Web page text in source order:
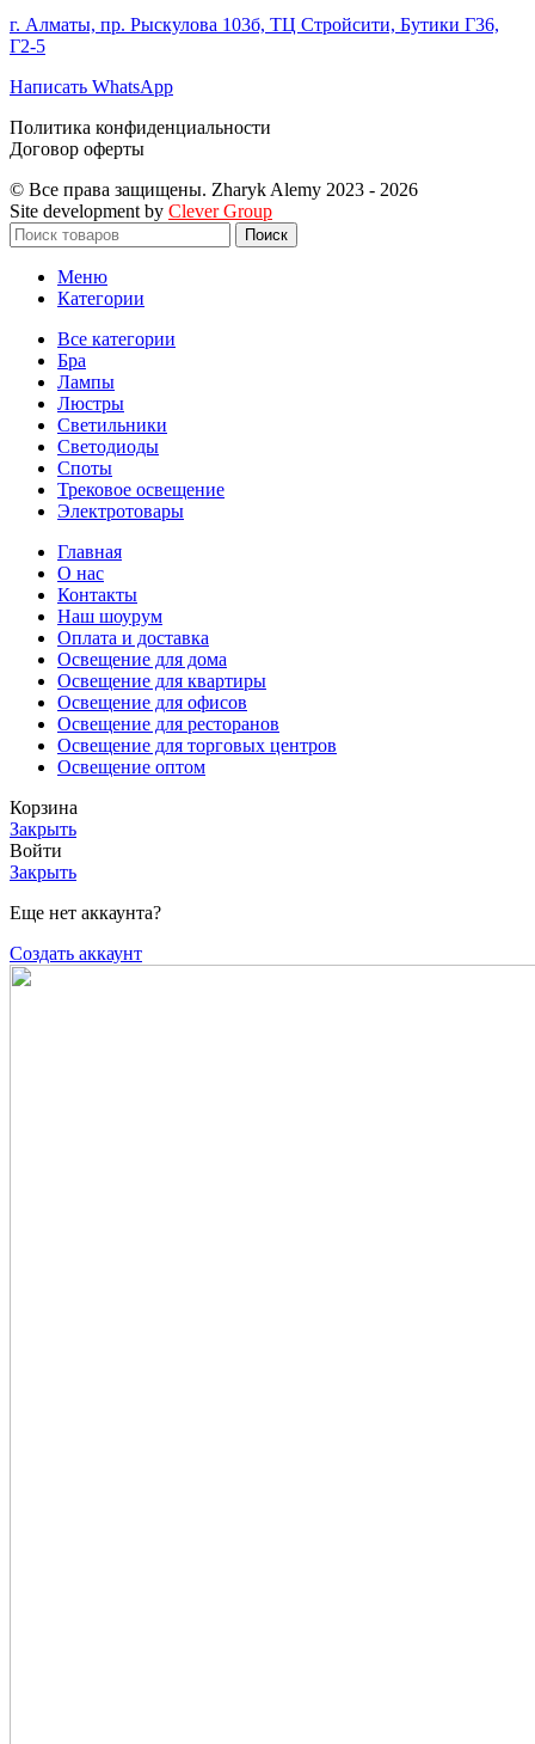
г. Алматы, пр. Рыскулова 103б, ТЦ Стройсити, Бутики Г36,
Г2-5
Написать WhatsApp
Политика конфиденциальности
Договор оферты
© Все права защищены. Zharyk Alemy 2023 - 2026
Site development by Clever Group
Поиск
Меню
Категории
Все категории
Бра
Лампы
Люстры
Светильники
Светодиоды
Споты
Трековое освещение
Электротовары
Главная
О нас
Контакты
Наш шоурум
Оплата и доставка
Освещение для дома
Освещение для квартиры
Освещение для офисов
Освещение для ресторанов
Освещение для торговых центров
Освещение оптом
Корзина
Закрыть
Войти
Закрыть
Еще нет аккаунта?
Создать аккаунт